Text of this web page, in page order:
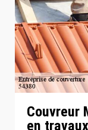
Couvreur
en